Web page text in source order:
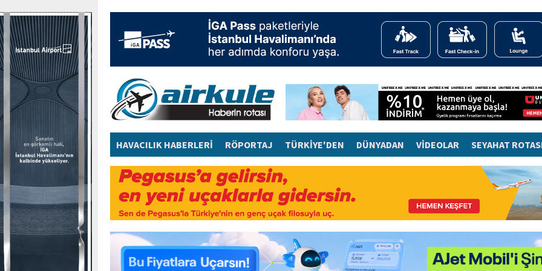
HAVACILIK HABERLERİ RÖPORTAJ TÜRKİYE'DEN DÜNYADAN VİDEOLAR SEYAHAT